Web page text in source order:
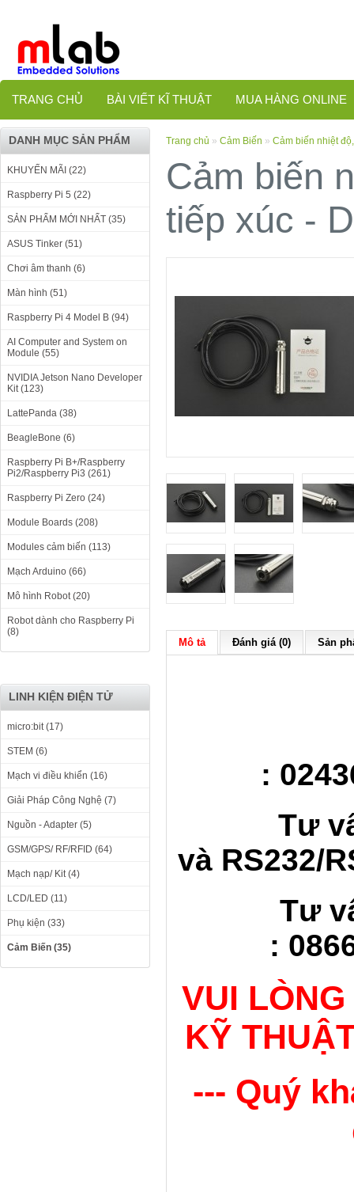
TRANG CHỦ BÀI VIẾT KĨ THUẬT MUA HÀNG ONLINE
DANH MỤC SẢN PHẨM
KHUYẾN MÃI (22)
Raspberry Pi 5 (22)
SẢN PHẨM MỚI NHẤT (35)
ASUS Tinker (51)
Chơi âm thanh (6)
Màn hình (51)
Raspberry Pi 4 Model B (94)
AI Computer and System on
Module (55)
NVIDIA Jetson Nano Developer
Kit (123)
LattePanda (38)
BeagleBone (6)
Raspberry Pi B+/Raspberry
Pi2/Raspberry Pi3 (261)
Raspberry Pi Zero (24)
Module Boards (208)
Modules cảm biến (113)
Mạch Arduino (66)
Mô hình Robot (20)
Robot dành cho Raspberry Pi
(8)
LINH KIỆN ĐIỆN TỬ
micro:bit (17)
STEM (6)
Mạch vi điều khiển (16)
Giải Pháp Công Nghệ (7)
Nguồn - Adapter (5)
GSM/GPS/ RF/RFID (64)
Mạch nạp/ Kit (4)
LCD/LED (11)
Phụ kiện (33)
Cảm Biến (35)
Trang chủ » Cảm Biến » Cảm biến nhiệt
Cảm biến
tiếp xúc -
Mô tả Đánh giá (0) Sản
:
Tư
và RS232/
Tư
:
VUI
KỸ
--- Quý